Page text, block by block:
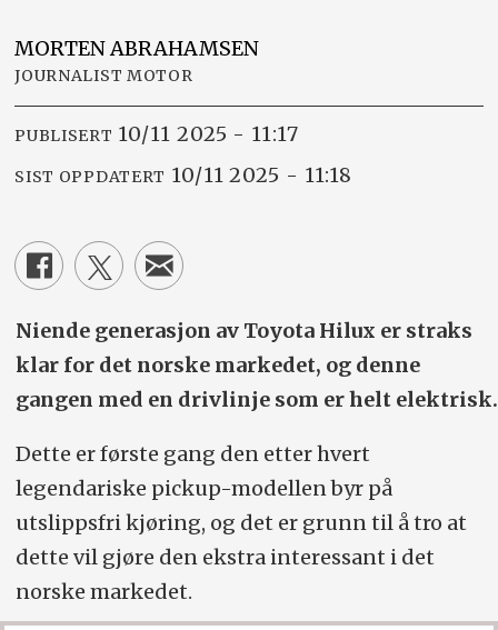
MORTEN ABRAHAMSEN
JOURNALIST MOTOR
PUBLISERT 10/11 2025 - 11:17
SIST OPPDATERT 10/11 2025 - 11:18
Niende generasjon av Toyota Hilux er straks
klar for det norske markedet, og denne
gangen med en drivlinje som er helt elektrisk.
Dette er første gang den etter hvert
legendariske pickup-modellen byr på
utslippsfri kjøring, og det er grunn til å tro at
dette vil gjøre den ekstra interessant i det
norske markedet.